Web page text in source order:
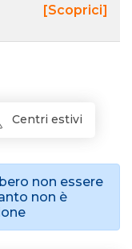
[Scoprici]
Centri estivi
non essere
non è